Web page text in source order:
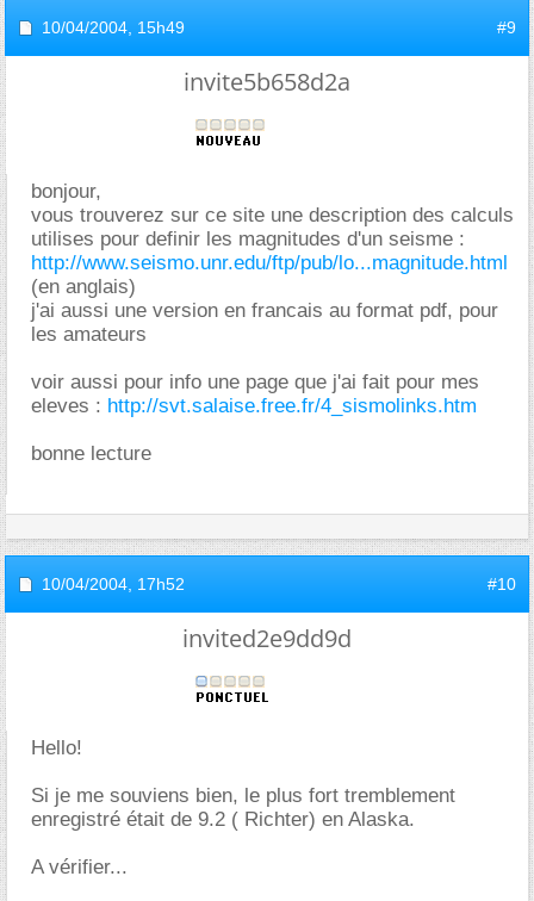
10/04/2004, 15h49 #9
invite5b658d2a
bonjour,
vous trouverez sur ce site une description des calculs
utilises pour definir les magnitudes d'un seisme :
http://www.seismo.unr.edu/ftp/pub/lo...magnitude.html
(en anglais)
j'ai aussi une version en francais au format pdf, pour
les amateurs
voir aussi pour info une page que j'ai fait pour mes
eleves : http://svt.salaise.free.fr/4_sismolinks.htm
bonne lecture
10/04/2004, 17h52 #10
invited2e9dd9d
Hello!
Si je me souviens bien, le plus fort tremblement
enregistré était de 9.2 ( Richter) en Alaska.
A vérifier...